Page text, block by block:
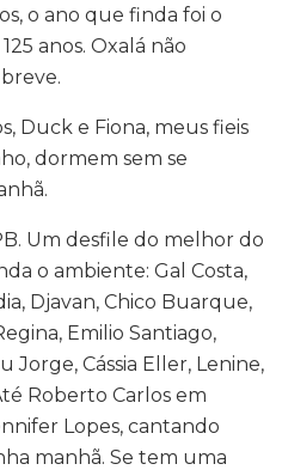
o ano que finda foi o
anos. Oxalá não
Duck e Fiona, meus fieis
dormem sem se
Um desfile do melhor do
o ambiente: Gal Costa,
Djavan, Chico Buarque,
Emilio Santiago,
Jorge, Cássia Eller, Lenine,
Roberto Carlos em
Lopes, cantando
manhã. Se tem uma